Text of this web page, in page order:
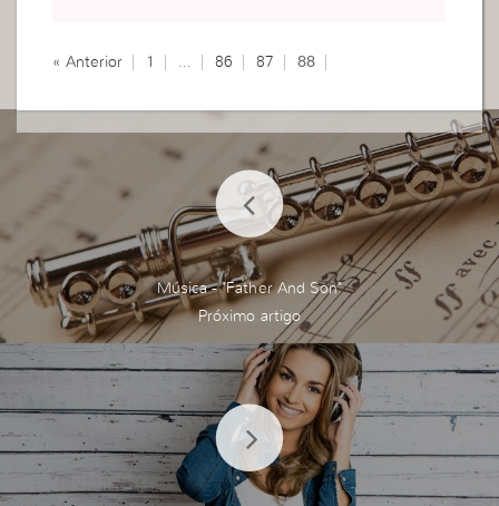
« Anterior 1 … 86 87 88
Música - "Father And Son"